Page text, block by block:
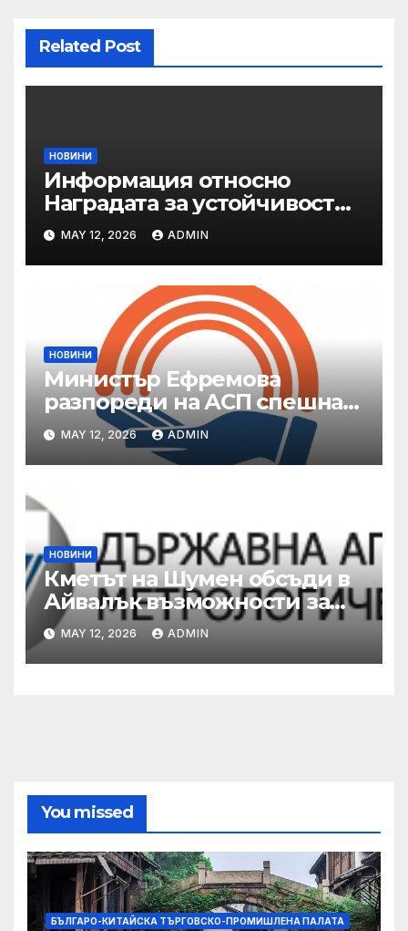
Related Post
НОВИНИ
Информация относно
Наградата за устойчивост
на ОАЕ „Зайед“
MAY 12, 2026 ADMIN
НОВИНИ
Министър Ефремова
разпореди на АСП спешна
готовност за оказване на
подкрепа на пострадали от
валежи и градушки
MAY 12, 2026 ADMIN
НОВИНИ
Кметът на Шумен обсъди в
Айвалък възможности за
сътрудничество с турската
община
MAY 12, 2026 ADMIN
You missed
БЪЛГАРО-КИТАЙСКА ТЪРГОВСКО-ПРОМИШЛЕНА ПАЛАТА